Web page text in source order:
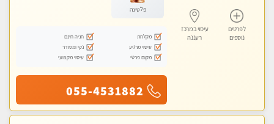
לפרטים
נוספים
עיסוי במרכז
רעננה
פלטינה
מקלחת
חניה חינם
עיסוי מרגיע
נקי ומסודר
מקום פרטי
עיסוי מקצועי
055-4531882